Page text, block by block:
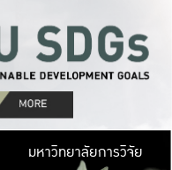
มหาวิ
มหาวิทยาลัยการวิจัย